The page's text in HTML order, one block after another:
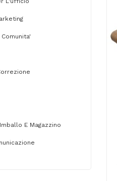
E Magazzino